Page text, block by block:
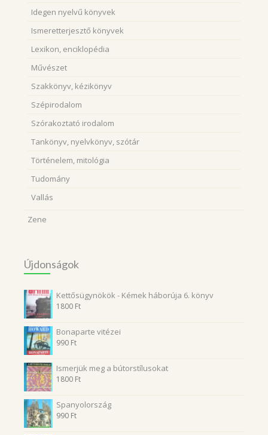
Idegen nyelvű könyvek
Ismeretterjesztő könyvek
Lexikon, enciklopédia
Művészet
Szakkönyv, kézikönyv
Szépirodalom
Szórakoztató irodalom
Tankönyv, nyelvkönyv, szótár
Történelem, mitológia
Tudomány
Vallás
Zene
Újdonságok
Kettősügynökök - Kémek háborúja 6. könyv
1800 Ft
Bonaparte vitézei
990 Ft
Ismerjük meg a bútorstílusokat
1800 Ft
Spanyolország
990 Ft